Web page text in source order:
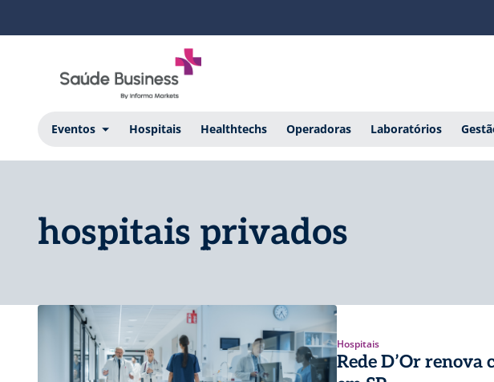
Eventos Hospitais Healthtechs Operadoras Laboratórios
hospitais privados
Hospitais
Rede D’Or